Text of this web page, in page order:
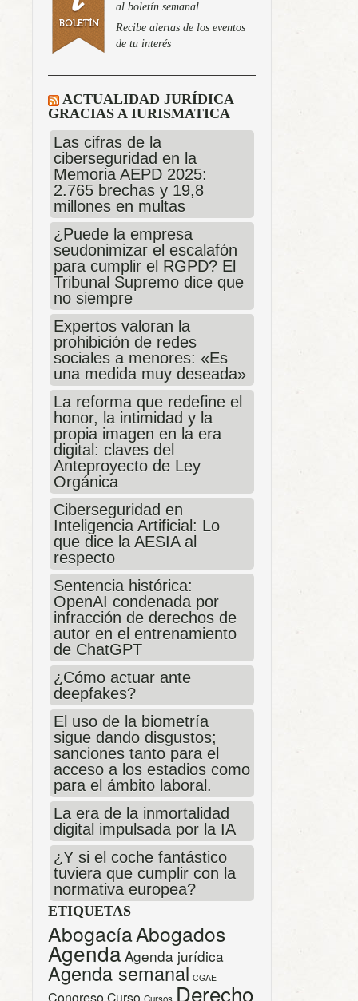
al boletín semanal
Recibe alertas de los eventos
de tu interés
ACTUALIDAD JURÍDICA
GRACIAS A IURISMATICA
Las cifras de la
ciberseguridad en la
Memoria AEPD 2025:
2.765 brechas y 19,8
millones en multas
¿Puede la empresa
seudonimizar el escalafón
para cumplir el RGPD? El
Tribunal Supremo dice que
no siempre
Expertos valoran la
prohibición de redes
sociales a menores: «Es
una medida muy deseada»
La reforma que redefine el
honor, la intimidad y la
propia imagen en la era
digital: claves del
Anteproyecto de Ley
Orgánica
Ciberseguridad en
Inteligencia Artificial: Lo
que dice la AESIA al
respecto
Sentencia histórica:
OpenAI condenada por
infracción de derechos de
autor en el entrenamiento
de ChatGPT
¿Cómo actuar ante
deepfakes?
El uso de la biometría
sigue dando disgustos;
sanciones tanto para el
acceso a los estadios como
para el ámbito laboral.
La era de la inmortalidad
digital impulsada por la IA
¿Y si el coche fantástico
tuviera que cumplir con la
normativa europea?
ETIQUETAS
AbogacíaAbogados
Agenda Agenda jurídica
Agenda semanal CGAE
Derecho